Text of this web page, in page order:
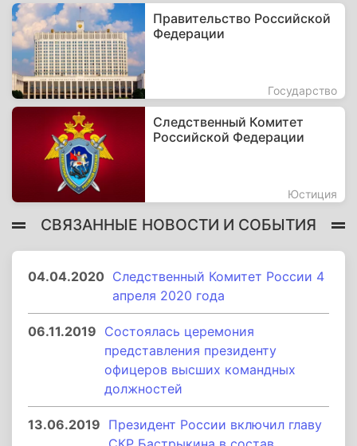
Правительство Российской
Федерации
Государство
Следственный Комитет
Российской Федерации
Юстиция
СВЯЗАННЫЕ НОВОСТИ И СОБЫТИЯ
04.04.2020 Следственный Комитет России 4
апреля 2020 года
06.11.2019 Состоялась церемония
представления президенту
офицеров высших командных
должностей
13.06.2019 Президент России включил главу